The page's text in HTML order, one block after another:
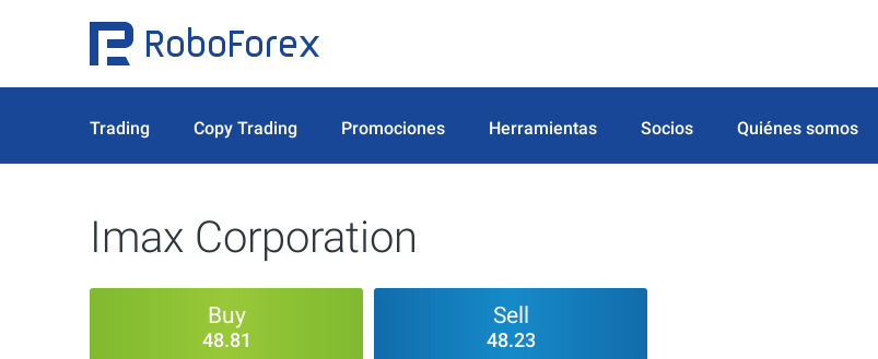
Trading Copy Trading Promociones Herramientas Socios Quiénes somos
Imax Corporation
Buy
48.81
Sell
48.23